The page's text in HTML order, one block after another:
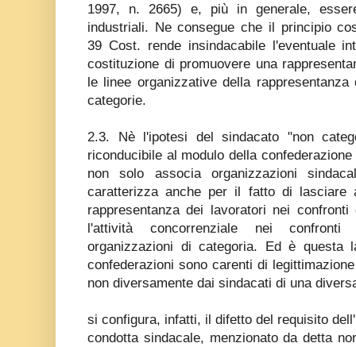
1997, n. 2665) e, più in generale,
industriali. Ne consegue che il principio
39 Cost. rende insindacabile l'eventuale
costituzione di promuovere una
le linee organizzative della
categorie.
2.3. Nè l'ipotesi del sindacato "non
riconducibile al modulo della
non solo associa organizzazioni
caratterizza anche per il fatto di
rappresentanza dei lavoratori nei
l'attività concorrenziale nei confronti
organizzazioni di categoria. Ed è questa
confederazioni sono carenti di
non diversamente dai sindacati di una
si configura, infatti, il difetto del requisito
condotta sindacale, menzionato da detta